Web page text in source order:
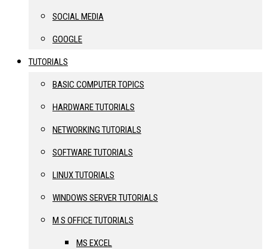
SOCIAL MEDIA
GOOGLE
TUTORIALS
BASIC COMPUTER TOPICS
HARDWARE TUTORIALS
NETWORKING TUTORIALS
SOFTWARE TUTORIALS
LINUX TUTORIALS
WINDOWS SERVER TUTORIALS
M S OFFICE TUTORIALS
MS EXCEL